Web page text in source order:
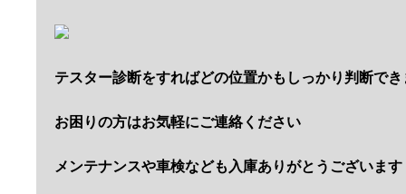
テスター診断をすればどの位置かもしっかり判断でき
お困りの方はお気軽にご連絡ください
メンテナンスや車検なども入庫ありがとうございます